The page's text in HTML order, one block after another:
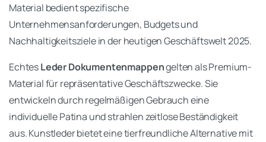
Material bedient spezifische
Unternehmensanforderungen, Budgets und
Nachhaltigkeitsziele in der heutigen Geschäftswelt 2025.
EchtesLeder Dokumentenmappengelten als Premium-
Material für repräsentative Geschäftszwecke. Sie
entwickeln durch regelmäßigen Gebrauch eine
individuelle Patina und strahlen zeitlose Beständigkeit
aus. Kunstleder bietet eine tierfreundliche Alternative mit